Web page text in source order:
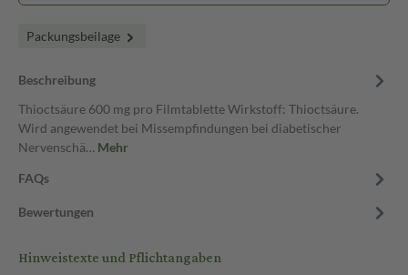
Packungsbeilage
Beschreibung
Thioctsäure 600 mg pro Filmtablette Wirkstoff: Thioctsäure.
Wird angewendet bei Missempfindungen bei diabetischer
Nervenschä… Mehr
FAQs
Bewertungen
Hinweistexte und Pflichtangaben